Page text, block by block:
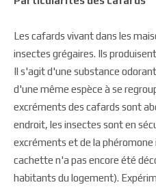
Les cafards vivant dans les
insectes grégaires. Ils
Il s'agit d'une substance
d'une même espèce à se
excréments des cafards sont
endroit, les insectes sont en
excréments et de la
cachette n'a pas encore été
habitants du logement).